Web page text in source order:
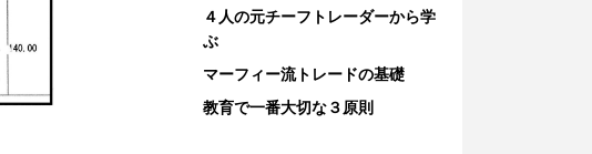
４人の元チーフトレーダーから学
ぶ
マーフィー流トレードの基礎
教育で一番大切な３原則